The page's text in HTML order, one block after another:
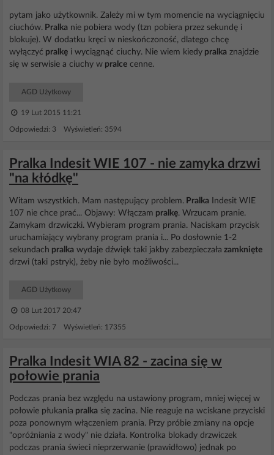
pytam jako użytkownik. Zależy mi w tym momencie na wyciągnięciu
ciuchów. Pralka nie pobiera wody (tzn pobiera przez sekundę i
blokuje). W dodatku kręci w nieskończoność, dlatego chcę
wyłączyć pralkę i wyciągnąć ciuchy. Nie wiem kiedy pralka znajdzie
się w serwisie a ciuchy w pralce cenne.
AGD Użytkowy
19 Lut 2015 11:21
Odpowiedzi: 3 Wyświetleń: 3594
Pralka Indesit WIE 107 - nie zamyka drzwi
"na kłódkę"
Witam wszystkich. Mam następujący problem. Pralka Indesit WIE
107 nie chce prać... Objawy: Włączam pralkę. Wrzucam pranie.
Zamykam drzwiczki. Wybieram program prania. Naciskam przycisk
uruchamiający wybrany program prania i... Po dosłownie 1-2
sekundach pralka wydaje dźwięk taki jakby zabezpieczała zamknięte
drzwi (taki pstryk), żeby nie było możliwości...
AGD Użytkowy
08 Lut 2017 20:47
Odpowiedzi: 7 Wyświetleń: 17355
Pralka Indesit WIA 82 - zacina się w
połowie prania
Podczas prania bez względu na ustawiony program, mniej więcej w
połowie płukania pralka się zacina. Nie reaguje na wciskane przyciski
poza ponownym włączeniem prania. Przy próbie zmiany na opcje
"opróżniania z wody" nie działa. Kontrolka blokady drzwiczek
podczas prania świeci nieprzerwanie (prawidłowo) jednak po